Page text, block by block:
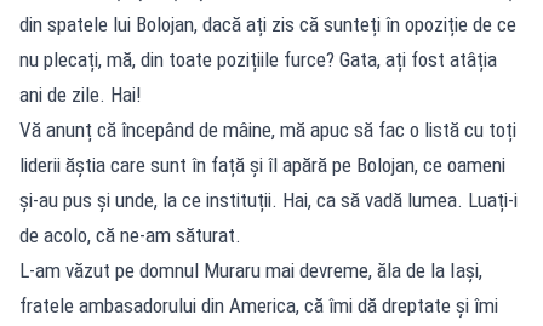
din spatele lui Bolojan, dacă ați zis că sunteți în opoziție de ce
nu plecați, mă, din toate pozițiile furce? Gata, ați fost atâția
ani de zile. Hai!
Vă anunț că începând de mâine, mă apuc să fac o listă cu toți
liderii ăștia care sunt în față și îl apără pe Bolojan, ce oameni
și-au pus și unde, la ce instituții. Hai, ca să vadă lumea. Luați-i
de acolo, că ne-am săturat.
L-am văzut pe domnul Muraru mai devreme, ăla de la Iași,
fratele ambasadorului din America, că îmi dă dreptate și îmi